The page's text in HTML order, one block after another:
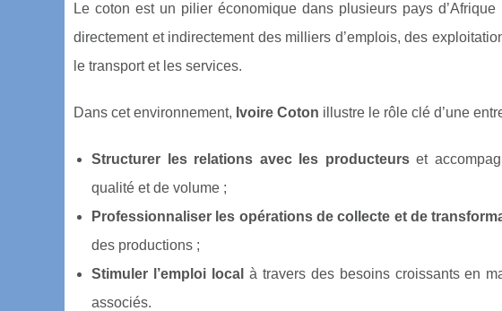
Le coton est un pilier économique dans plusieurs pays
directement et indirectement des milliers d’emplois, des
le transport et les services.
Dans cet environnement, Ivoire Coton illustre le rôle clé d’une
Structurer les relations avec les producteurset
qualité et de volume ;
Professionnaliser les opérations de collecte et de
des productions ;
Stimuler l’emploi local à travers des besoins croissants en
associés.